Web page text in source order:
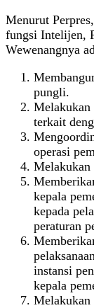
Menurut
fungsi Intelijen,
Wewenangnya
pungli.
Melakukan
terkait
operasi
Melakukan
kepala
kepada
peraturan
instansi
kepala
Melakukan